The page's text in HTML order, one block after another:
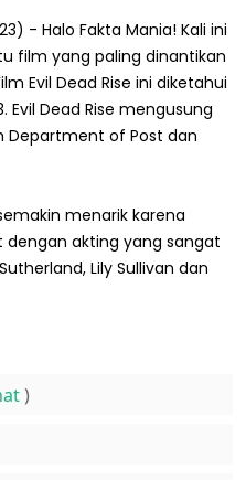
- Halo Fakta Mania! Kali ini
film yang paling dinantikan
Evil Dead Rise ini diketahui
Evil Dead Rise mengusung
Department of Post dan
menarik karena
akting yang sangat
Lily Sullivan dan
)